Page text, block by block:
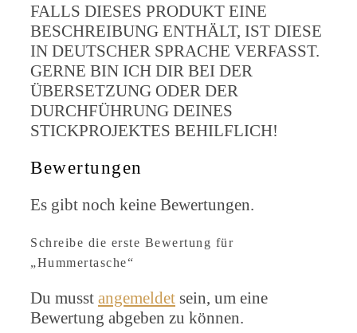
FALLS DIESES PRODUKT EINE
BESCHREIBUNG ENTHÄLT, IST DIESE
IN DEUTSCHER SPRACHE VERFASST.
GERNE BIN ICH DIR BEI DER
ÜBERSETZUNG ODER DER
DURCHFÜHRUNG DEINES
STICKPROJEKTES BEHILFLICH!
Bewertungen
Es gibt noch keine Bewertungen.
Schreibe die erste Bewertung für
„Hummertasche“
Du musst angemeldet sein, um eine
Bewertung abgeben zu können.